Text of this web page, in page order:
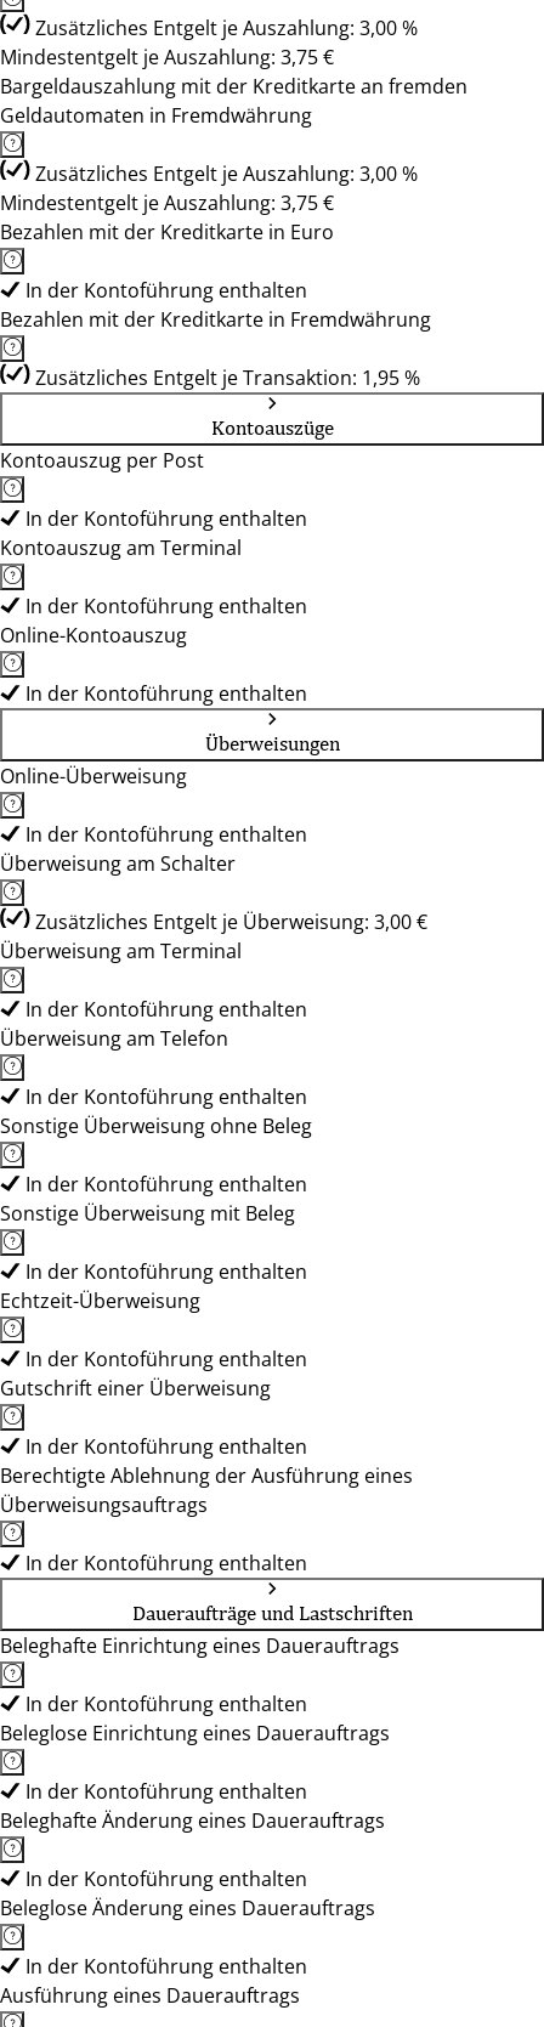
Zusätzliches Entgelt je Auszahlung: 3,00 %
Mindestentgelt je Auszahlung: 3,75 €
Bargeldauszahlung mit der Kreditkarte an fremden
Geldautomaten in Fremdwährung
Zusätzliches Entgelt je Auszahlung: 3,00 %
Mindestentgelt je Auszahlung: 3,75 €
Bezahlen mit der Kreditkarte in Euro
In der Kontoführung enthalten
Bezahlen mit der Kreditkarte in Fremdwährung
Zusätzliches Entgelt je Transaktion: 1,95 %
Kontoauszüge
Kontoauszug per Post
In der Kontoführung enthalten
Kontoauszug am Terminal
In der Kontoführung enthalten
Online-Kontoauszug
In der Kontoführung enthalten
Überweisungen
Online-Überweisung
In der Kontoführung enthalten
Überweisung am Schalter
Zusätzliches Entgelt je Überweisung: 3,00 €
Überweisung am Terminal
In der Kontoführung enthalten
Überweisung am Telefon
In der Kontoführung enthalten
Sonstige Überweisung ohne Beleg
In der Kontoführung enthalten
Sonstige Überweisung mit Beleg
In der Kontoführung enthalten
Echtzeit-Überweisung
In der Kontoführung enthalten
Gutschrift einer Überweisung
In der Kontoführung enthalten
Berechtigte Ablehnung der Ausführung eines
Überweisungsauftrags
In der Kontoführung enthalten
Daueraufträge und Lastschriften
Beleghafte Einrichtung eines Dauerauftrags
In der Kontoführung enthalten
Beleglose Einrichtung eines Dauerauftrags
In der Kontoführung enthalten
Beleghafte Änderung eines Dauerauftrags
In der Kontoführung enthalten
Beleglose Änderung eines Dauerauftrags
In der Kontoführung enthalten
Ausführung eines Dauerauftrags